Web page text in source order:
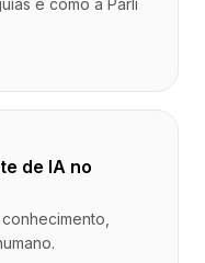
e como a Parli
de IA no